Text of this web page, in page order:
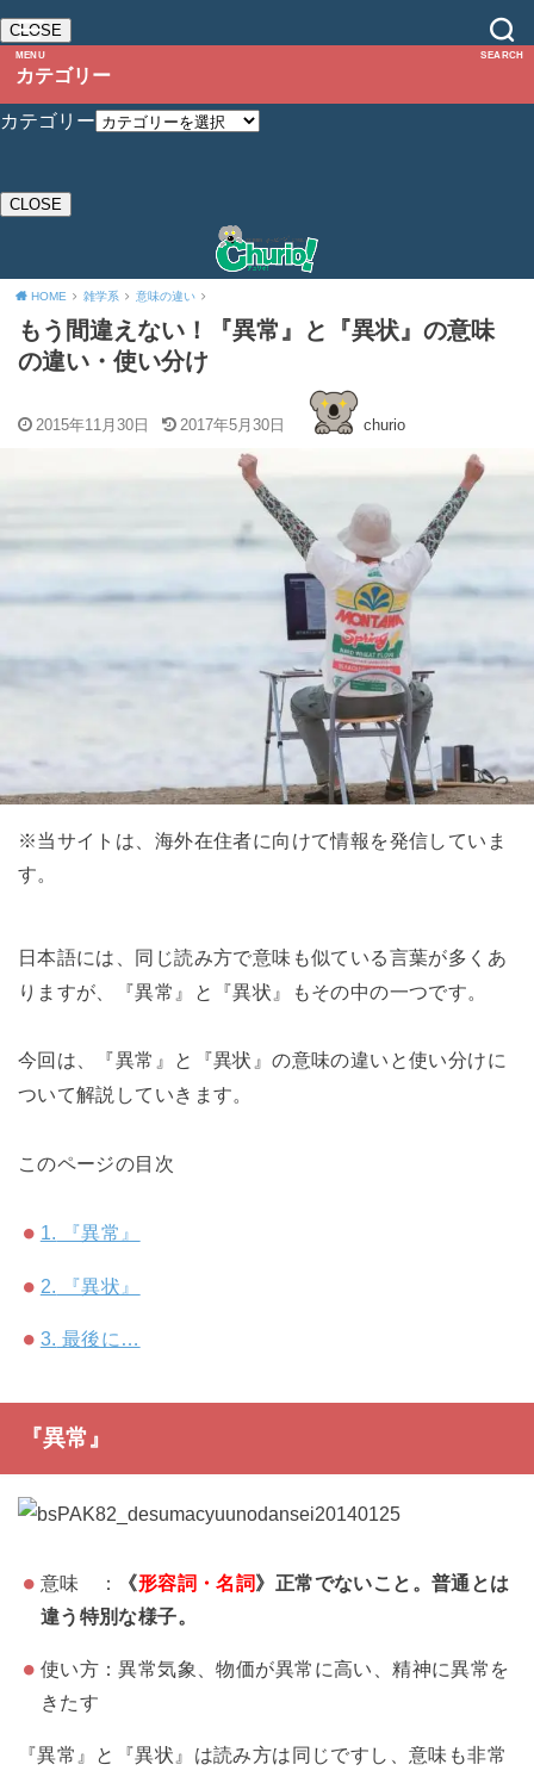
MENU
CLOSE
カテゴリー
カテゴリー
CLOSE
SEARCH
HOME 雑学系 意味の違い
もう間違えない！『異常』と『異状』の意味
の違い・使い分け
2015年11月30日 2017年5月30日 churio
※当サイトは、海外在住者に向けて情報を発信していま
す。
日本語には、同じ読み方で意味も似ている言葉が多くあ
りますが、『異常』と『異状』もその中の一つです。
今回は、『異常』と『異状』の意味の違いと使い分けに
ついて解説していきます。
このページの目次
1. 『異常』
2. 『異状』
3. 最後に…
『異常』
意味 ： 《形容詞・名詞》正常でないこと。普通とは
違う特別な様子。
使い方：異常気象、物価が異常に高い、精神に異常を
きたす
『異常』と『異状』は読み方は同じですし、意味も非常